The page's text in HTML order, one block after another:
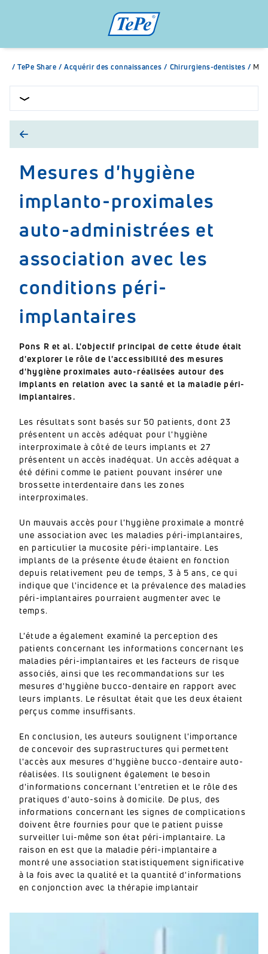
/ TePe Share / Acquérir des connaissances / Chirurgiens-dentistes /
Mesures d'hygiène
implanto-proximales
auto-administrées et
association avec les
conditions péri-
implantaires
Pons R et al. L'objectif principal de cette étude était
d'explorer le rôle de l'accessibilité des mesures
d'hygiène proximales auto-réalisées autour des
implants en relation avec la santé et la maladie péri-
implantaires.
Les résultats sont basés sur 50 patients, dont 23
présentent un accès adéquat pour l'hygiène
interproximale à côté de leurs implants et 27
présentent un accès inadéquat. Un accès adéquat a
été défini comme le patient pouvant insérer une
brossette interdentaire dans les zones
interproximales.
Un mauvais accès pour l'hygiène proximale a montré
une association avec les maladies péri-implantaires,
en particulier la mucosite péri-implantaire. Les
implants de la présente étude étaient en fonction
depuis relativement peu de temps, 3 à 5 ans, ce qui
indique que l'incidence et la prévalence des maladies
péri-implantaires pourraient augmenter avec le
temps.
L'étude a également examiné la perception des
patients concernant les informations concernant les
maladies péri-implantaires et les facteurs de risque
associés, ainsi que les recommandations sur les
mesures d'hygiène bucco-dentaire en rapport avec
leurs implants. Le résultat était que les deux étaient
perçus comme insuffisants.
En conclusion, les auteurs soulignent l'importance
de concevoir des suprastructures qui permettent
l'accès aux mesures d'hygiène bucco-dentaire auto-
réalisées. Ils soulignent également le besoin
d'informations concernant l'entretien et le rôle des
pratiques d'auto-soins à domicile. De plus, des
informations concernant les signes de complications
doivent être fournies pour que le patient puisse
surveiller lui-même son état péri-implantaire. La
raison en est que la maladie péri-implantaire a
montré une association statistiquement significative
à la fois avec la qualité et la quantité d'informations
en conjonction avec la thérapie implantair